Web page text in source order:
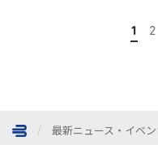
1 2
最新ニュース・イベ